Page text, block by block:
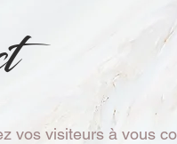
vos visiteurs à vous